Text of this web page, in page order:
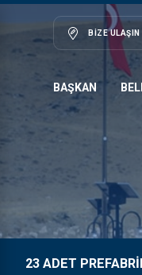
BIZE ULAŞIN
BAŞKAN
23 ADET